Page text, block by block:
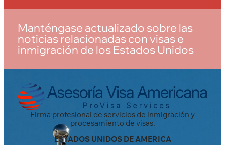
Manténgase actualizado sobre las
noticias relacionadas con visas e
inmigración de los Estados Unidos
Firma profesional de servicios de inmigración y
procesamiento de visas.
ESTADOS UNIDOS DE AMERICA